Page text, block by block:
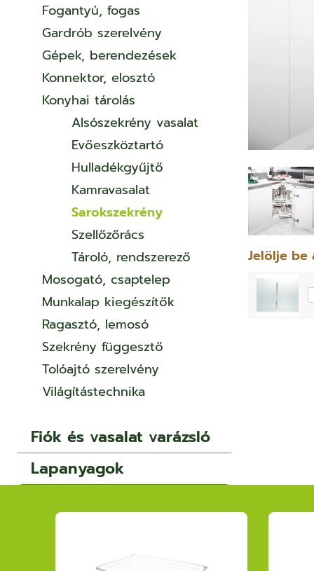
Fogantyú, fogas
Gardrób szerelvény
Gépek, berendezések
Konnektor, elosztó
Konyhai tárolás
Alsószekrény vasalat
Evőeszköztartó
Hulladékgyűjtő
Kamravasalat
Sarokszekrény
Szellőzőrács
Tároló, rendszerező
Mosogató, csaptelep
Munkalap kiegészítők
Ragasztó, lemosó
Szekrény függesztő
Tolóajtó szerelvény
Világítástechnika
Fiók és vasalat varázsló
Lapanyagok
Jelölje be